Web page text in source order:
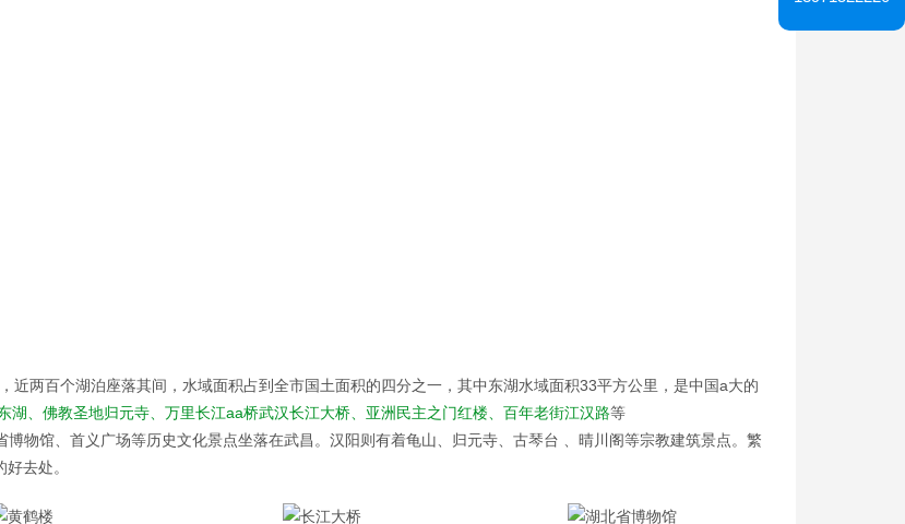
近两百个湖泊座落其间，水域面积占到全市国土面积的四分之一，其中东湖水域面积33平方公里，是中国a大的
湖、佛教圣地归元寺、万里长江aa桥武汉长江大桥、亚洲民主之门红楼、百年老街江汉路等
博物馆、首义广场等历史文化景点坐落在武昌。汉阳则有着龟山、归元寺、古琴台 、晴川阁等宗教建筑景点。繁
去处。